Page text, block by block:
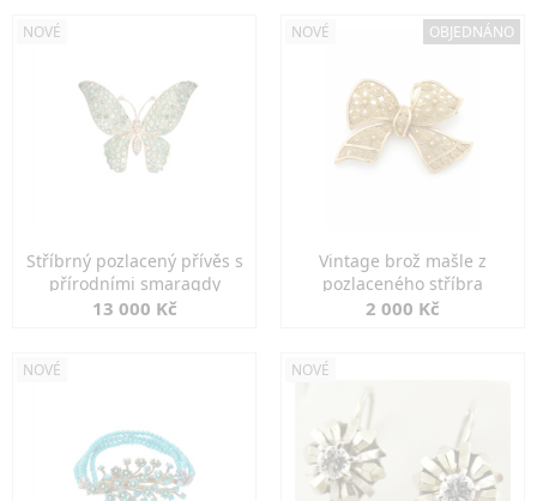
NOVÉ
Stříbrný pozlacený přívěs s
přírodními smaragdy
13 000 Kč
NOVÉ OBJEDNÁNO
Vintage brož mašle z
pozlaceného stříbra
2 000 Kč
NOVÉ NOVÉ